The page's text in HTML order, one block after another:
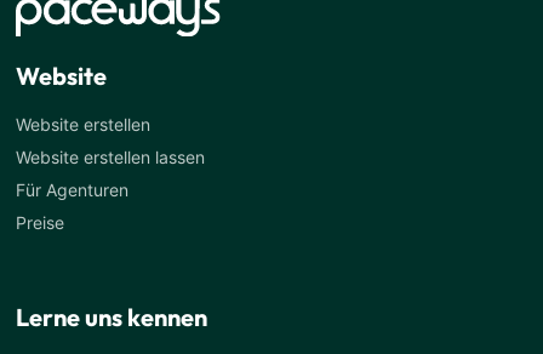
Website
Website erstellen
Website erstellen lassen
Für Agenturen
Preise
Lerne uns kennen